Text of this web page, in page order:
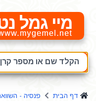
מיי גמל נט
הקלד שם או מספר קרן
דף הבית
פנסיה -